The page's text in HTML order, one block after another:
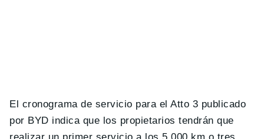
El cronograma de servicio para el Atto 3 publicado
por BYD indica que los propietarios tendrán que